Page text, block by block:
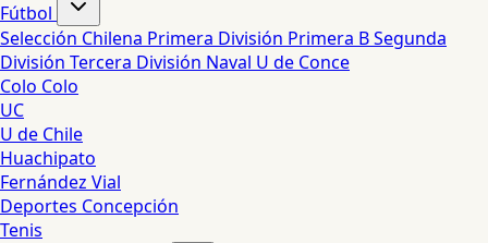
Fútbol
Selección Chilena Primera División Primera BSegunda
División Tercera División Naval U de Conce
Colo Colo
UC
U de Chile
Huachipato
Fernández Vial
Deportes Concepción
Tenis